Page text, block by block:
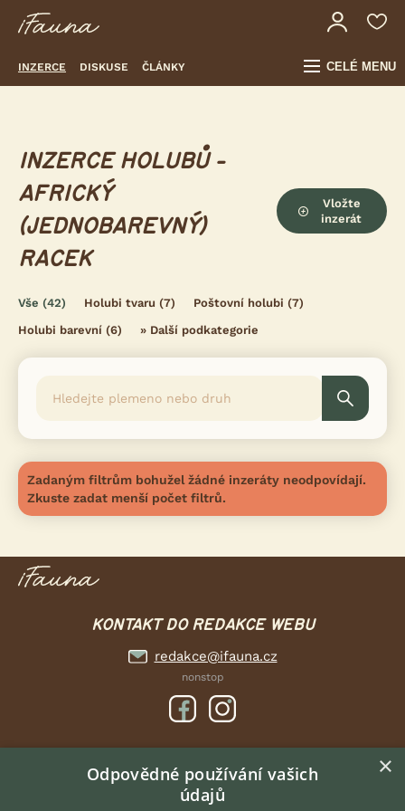
INZERCE DISKUSE ČLÁNKY CELÉ MENU
INZERCE HOLUBŮ -
AFRICKÝ
(JEDNOBAREVNÝ)
RACEK
Vložte
inzerát
Vše (42) Holubi tvaru (7) Poštovní holubi (7)
Holubi barevní (6) » Další podkategorie
Zadaným filtrům bohužel žádné inzeráty neodpovídají.
Zkuste zadat menší počet filtrů.
KONTAKT DO REDAKCE WEBU
redakce@ifauna.cz
nonstop
DOMOVSKÁ STRÁNKA
INZERCE
×
Odpovědné používání vašich
údajů